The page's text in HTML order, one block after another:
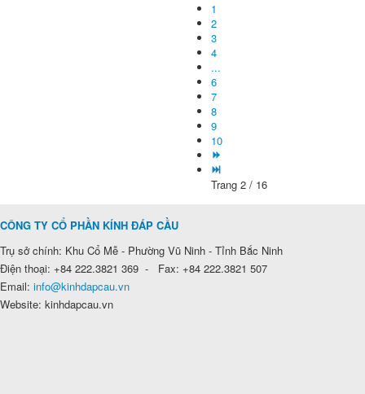
1
2
3
4
...
6
7
8
9
10
Trang 2 / 16
CÔNG TY CỔ PHẦN KÍNH ĐÁP CẦU
Trụ sở chính: Khu Cổ Mễ - Phường Vũ Ninh - Tỉnh Bắc Ninh
Điện thoại: +84 222.3821 369 - Fax: +84 222.3821 507
Email: info@kinhdapcau.vn
Website: kinhdapcau.vn